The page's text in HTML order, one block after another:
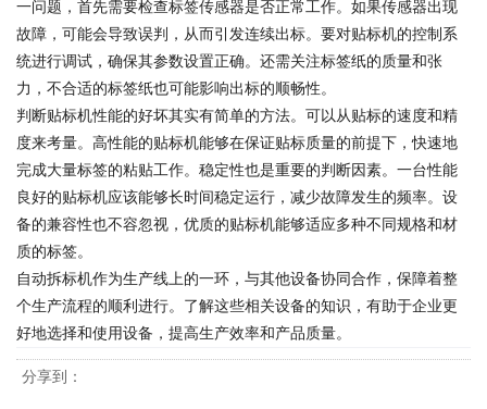
一问题，首先需要检查标签传感器是否正常工作。如果传感器出现
故障，可能会导致误判，从而引发连续出标。要对贴标机的控制系
统进行调试，确保其参数设置正确。还需关注标签纸的质量和张
力，不合适的标签纸也可能影响出标的顺畅性。
判断贴标机性能的好坏其实有简单的方法。可以从贴标的速度和精
度来考量。高性能的贴标机能够在保证贴标质量的前提下，快速地
完成大量标签的粘贴工作。稳定性也是重要的判断因素。一台性能
良好的贴标机应该能够长时间稳定运行，减少故障发生的频率。设
备的兼容性也不容忽视，优质的贴标机能够适应多种不同规格和材
质的标签。
自动拆标机作为生产线上的一环，与其他设备协同合作，保障着整
个生产流程的顺利进行。了解这些相关设备的知识，有助于企业更
好地选择和使用设备，提高生产效率和产品质量。
分享到：